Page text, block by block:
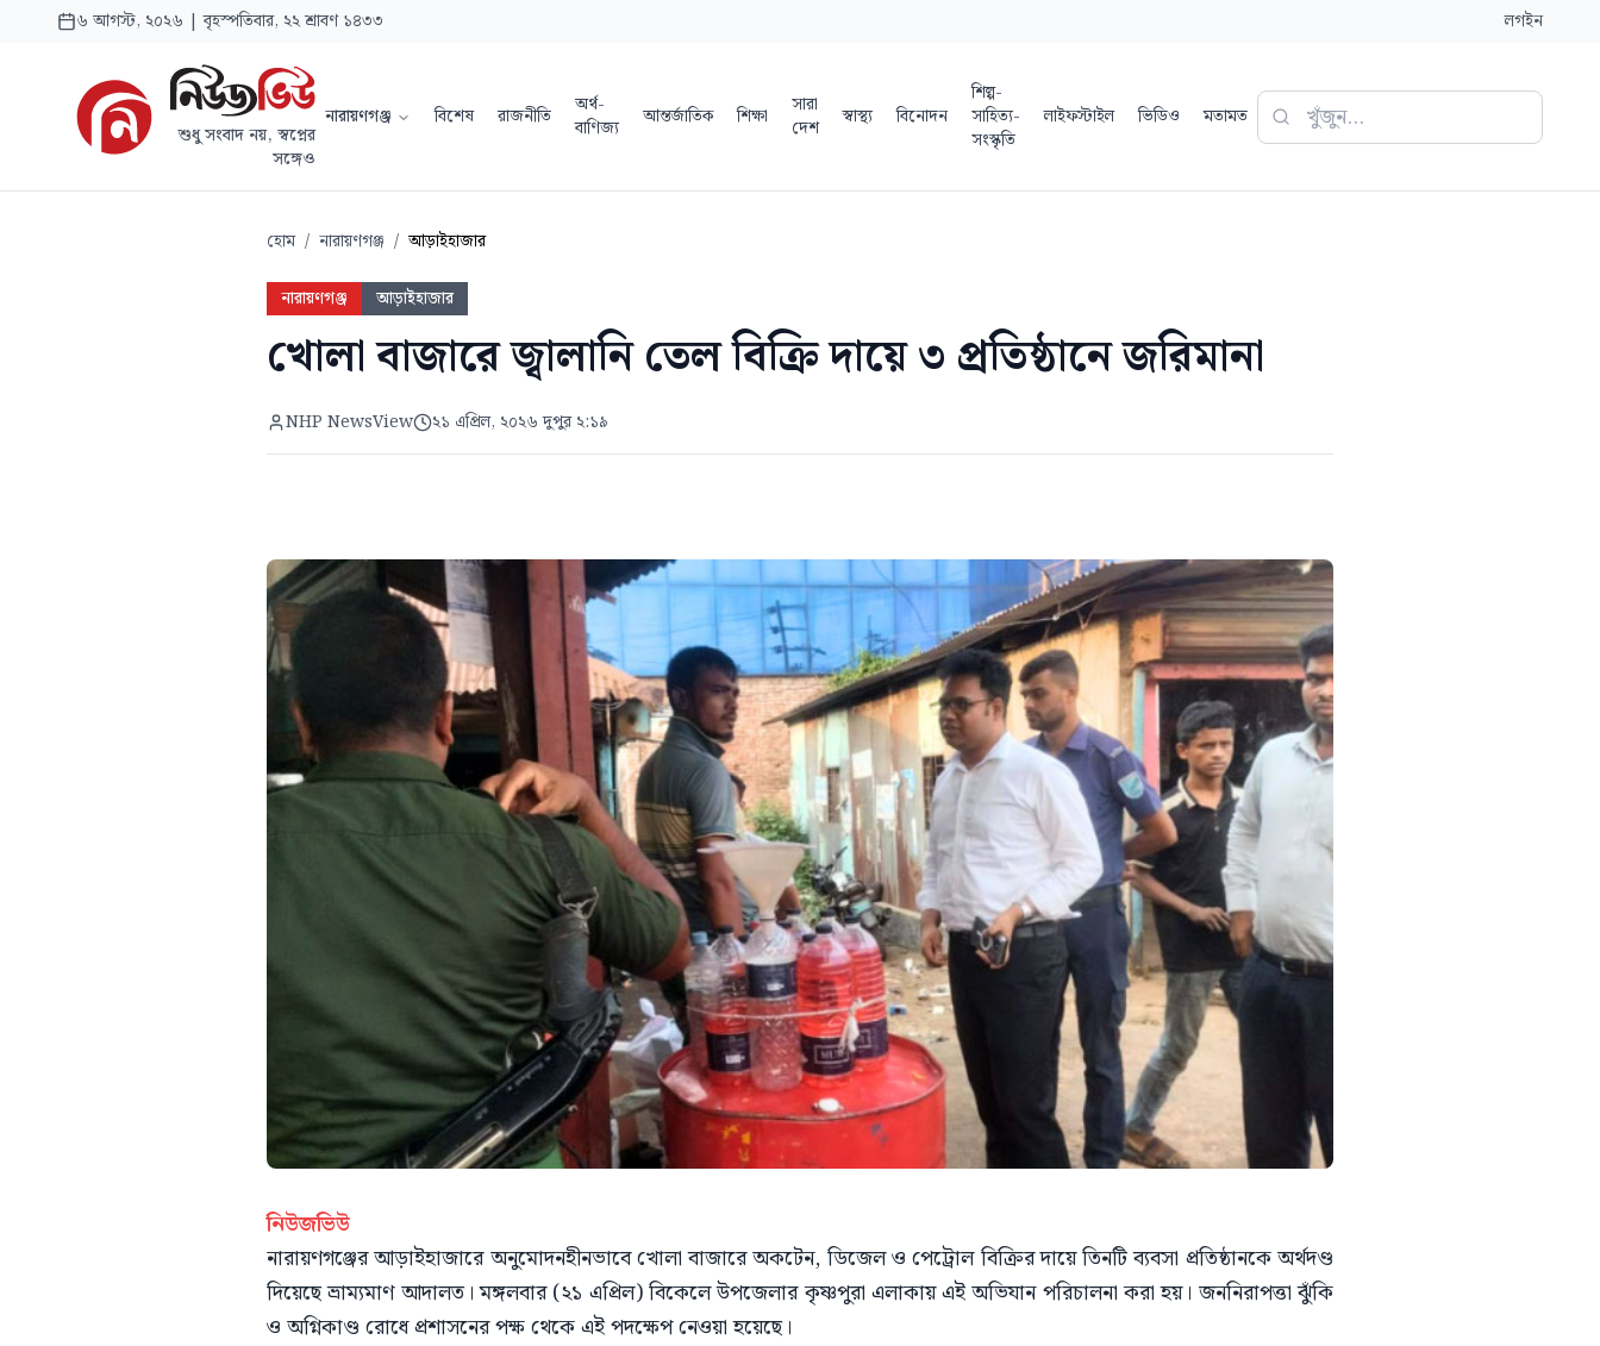
৬ আগস্ট, ২০২৬ | বৃহস্পতিবার, ২২ শ্রাবণ ১৪৩৩ লগইন
শুধু সংবাদ নয়, স্বপ্নের
সঙ্গেও
নারায়ণগঞ্জ বিশেষ রাজনীতি
অর্থ-
বাণিজ্য
আন্তর্জাতিক শিক্ষা
সারা
দেশ
স্বাস্থ্য বিনোদন
শিল্প-
সাহিত্য-
সংস্কৃতি
লাইফস্টাইল ভিডিও মতামত
হোম / নারায়ণগঞ্জ / আড়াইহাজার
নারায়ণগঞ্জ আড়াইহাজার
খোলা বাজারে জ্বালানি তেল বিক্রি দায়ে ৩ প্রতিষ্ঠানে জরিমানা
NHP NewsView ২১ এপ্রিল, ২০২৬ দুপুর ২:১৯
নিউজভিউ
নারায়ণগঞ্জের আড়াইহাজারে অনুমোদনহীনভাবে খোলা বাজারে অকটেন, ডিজেল ও পেট্রোল বিক্রির দায়ে তিনটি ব্যবসা প্রতিষ্ঠানকে অর্থদণ্ড
দিয়েছে ভ্রাম্যমাণ আদালত। মঙ্গলবার (২১ এপ্রিল) বিকেলে উপজেলার কৃষ্ণপুরা এলাকায় এই অভিযান পরিচালনা করা হয়। জননিরাপত্তা ঝুঁকি
ও অগ্নিকাণ্ড রোধে প্রশাসনের পক্ষ থেকে এই পদক্ষেপ নেওয়া হয়েছে।